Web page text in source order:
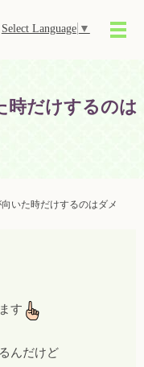
Select Language ▼
メ
時だけするのは
いた時だけするのはダメ
す
んだけど